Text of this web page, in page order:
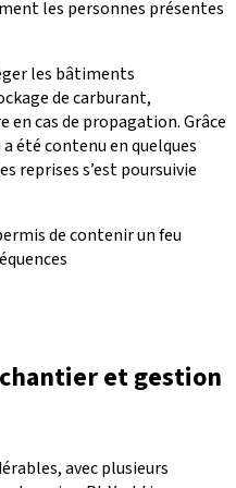
les personnes présentes
les bâtiments
de carburant,
en cas de propagation. Grâce
été contenu en quelques
reprises s’est poursuivie
de contenir un feu
et gestion
avec plusieurs